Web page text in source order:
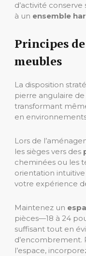
d’activité
à un ensemble
Principes
meubles
La disposition
pierre angulaire
transformant
en
Lors de
les sièges vers des
cheminées ou les
orientation
votre expérience
Maintenez un
pièces—18 à 24
suffisant tout en
d’encombrement.
l’espace,